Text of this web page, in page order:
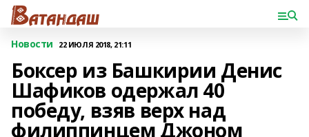
Новости 22 ИЮЛЯ 2018, 21:11
Боксер из Башкирии Денис
Шафиков одержал 40
победу, взяв верх над
филиппинцем Джоном